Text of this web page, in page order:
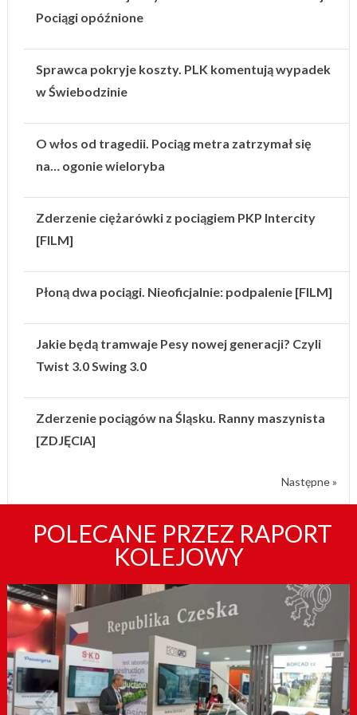
Pociągi opóźnione
Sprawca pokryje koszty. PLK komentują wypadek
w Świebodzinie
O włos od tragedii. Pociąg metra zatrzymał się
na… ogonie wieloryba
Zderzenie ciężarówki z pociągiem PKP Intercity
[FILM]
Płoną dwa pociągi. Nieoficjalnie: podpalenie [FILM]
Jakie będą tramwaje Pesy nowej generacji? Czyli
Twist 3.0 Swing 3.0
Zderzenie pociągów na Śląsku. Ranny maszynista
[ZDJĘCIA]
Następne »
POLECANE PRZEZ RAPORT
KOLEJOWY